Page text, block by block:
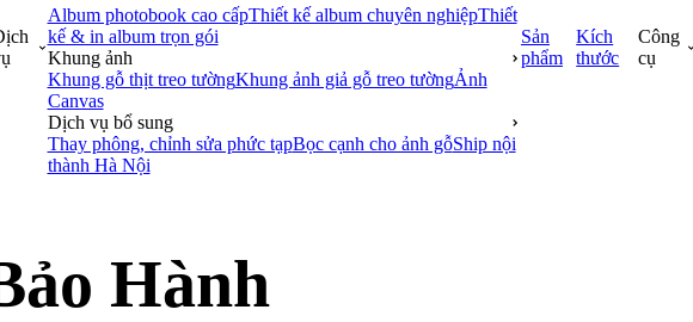
Album photobook cao cấpThiết kế album chuyên nghiệpThiết
kế & in album trọn gói
Khung ảnh
Khung gỗ thịt treo tườngKhung ảnh giả gỗ treo tườngẢnh
Canvas
Dịch vụ bổ sung
Thay phông, chỉnh sửa phức tạpBọc cạnh cho ảnh gỗShip nội
thành Hà Nội
Sản
phẩm
Kích
thước
Công
cụ
Hành